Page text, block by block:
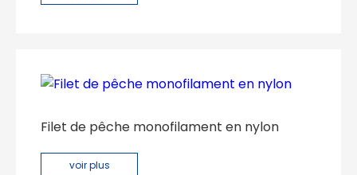
Filet de pêche monofilament en nylon
voir plus